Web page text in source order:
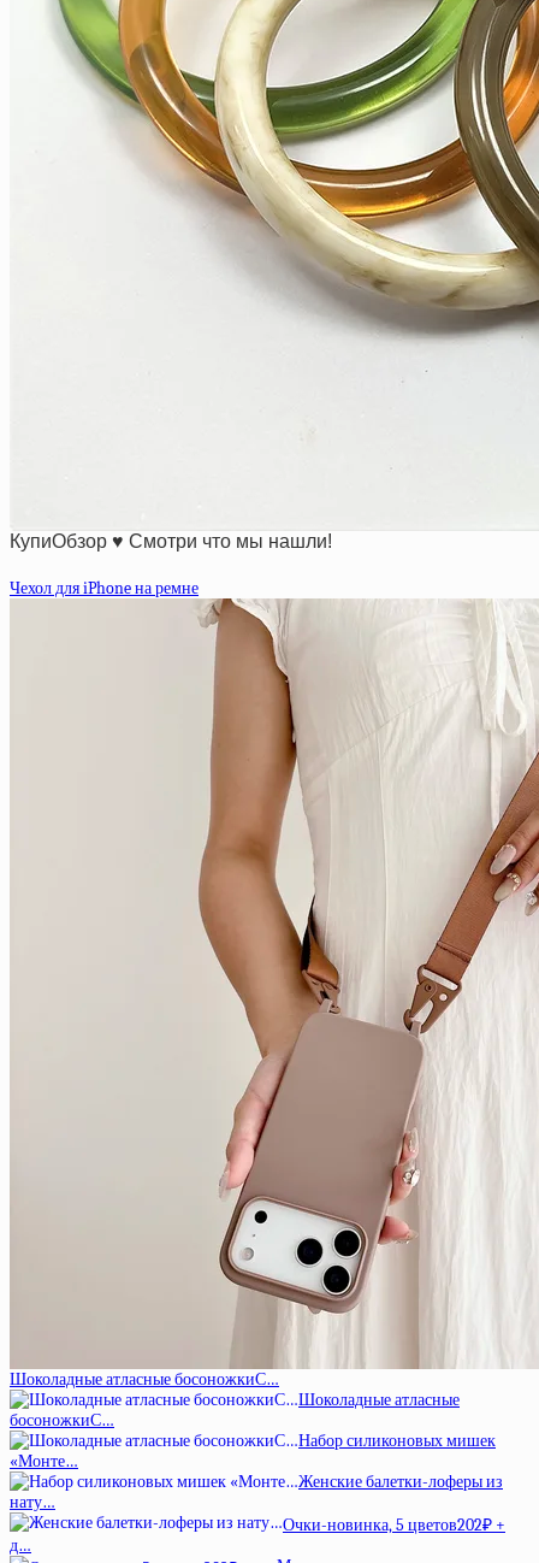
КупиОбзор ♥ Смотри что мы нашли!
Чехол для iPhone на ремне
Шоколадные атласные босоножкиС…
Шоколадные атласные
босоножкиС…
Набор силиконовых мишек
«Монте…
Женские балетки-лоферы из
нату…
Очки-новинка, 5 цветов202₽ +
д…